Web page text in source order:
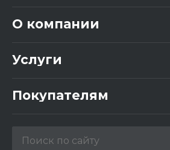
О компании
Услуги
Покупателям